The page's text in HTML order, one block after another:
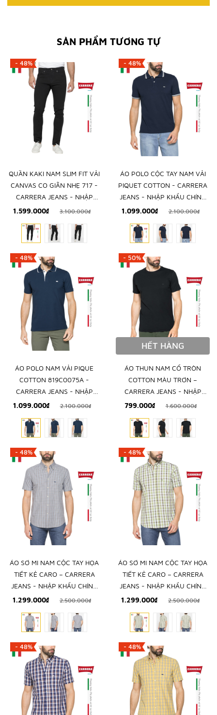
SẢN PHẨM TƯƠNG TỰ
- 48%
QUẦN KAKI NAM SLIM FIT VẢI
CANVAS CO GIÃN NHẸ 717 -
CARRERA JEANS - NHẬP
KHẨU CHÍNH NGẠCH TỪ Ý
1.599.000₫ 3.100.000₫
- 48%
ÁO POLO CỘC TAY NAM VẢI
PIQUET COTTON - CARRERA
JEANS - NHẬP KHẨU CHÍNH
NGẠCH TỪ ITALIA
1.099.000₫ 2.100.000₫
- 48%
ÁO POLO NAM VẢI PIQUE
COTTON 819C0075A -
CARRERA JEANS - NHẬP
KHẨU CHÍNH NGẠCH TỪ
1.099.000₫ 2.100.000₫
- 50%
HẾT HÀNG
ÁO THUN NAM CỔ TRÒN
COTTON MÀU TRƠN –
CARRERA JEANS - NHẬP
KHẨU CHÍNH HÃNG TỪ Ý
799.000₫ 1.600.000₫
- 48%
ÁO SƠ MI NAM CỘC TAY HỌA
TIẾT KẺ CARO – CARRERA
JEANS - NHẬP KHẨU CHÍNH
NGẠCH TỪ Ý
1.299.000₫ 2.500.000₫
- 48%
ÁO SƠ MI NAM CỘC TAY HỌA
TIẾT KẺ CARO – CARRERA
JEANS - NHẬP KHẨU CHÍNH
NGẠCH TỪ Ý
1.299.000₫ 2.500.000₫
- 48% - 48%